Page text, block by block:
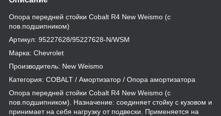
Опора передней стойки Cobalt R4 New Weismo (с
пов.подшипником)
Артикул: 95227628/95227628-N/WSM
Марка: Chevrolet
Производитель: New Weismo
Категория: COBALT / Амортизатор / Опора амортизатора
Опора передней стойки Cobalt R4 New Weismo (с
пов.подшипником). Назначение: соединяет стойку с кузовом и
принимает на себя нагрузку от подвески. Применяется на